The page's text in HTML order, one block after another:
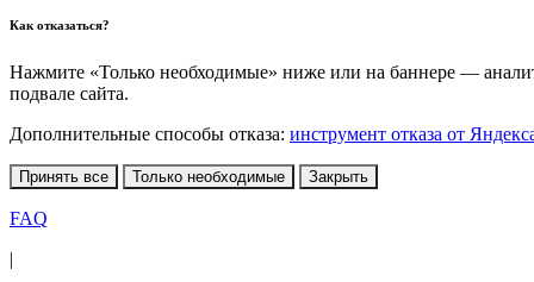
Как отказаться?
Нажмите «Только необходимые» ниже или на баннере —
подвале сайта.
Дополнительные способы отказа: инструмент отказа от
Принять все Только необходимые Закрыть
FAQ
|